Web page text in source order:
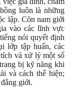
luôn là những
lập. Còn nam giới
vào các lĩnh vực
nói quyết định
lớp tập huấn, các
và xử lý một số
bị kỹ năng khi
và cách thể hiện;
giới.